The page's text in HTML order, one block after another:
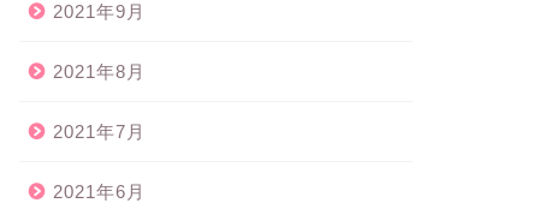
2021年9月
2021年8月
2021年7月
2021年6月